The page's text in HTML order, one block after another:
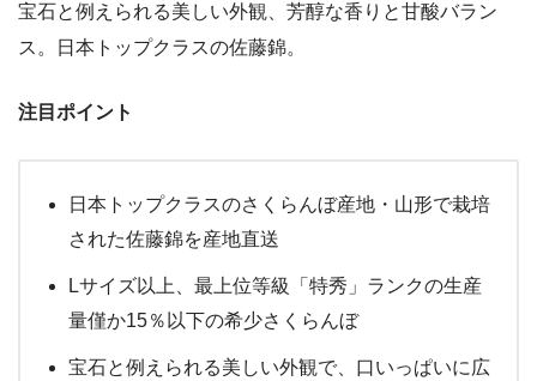
宝石と例えられる美しい外観、芳醇な香りと甘酸バラン
ス。日本トップクラスの佐藤錦。
注目ポイント
日本トップクラスのさくらんぼ産地・山形で栽培
された佐藤錦を産地直送
Lサイズ以上、最上位等級「特秀」ランクの生産
量僅か15％以下の希少さくらんぼ
宝石と例えられる美しい外観で、口いっぱいに広